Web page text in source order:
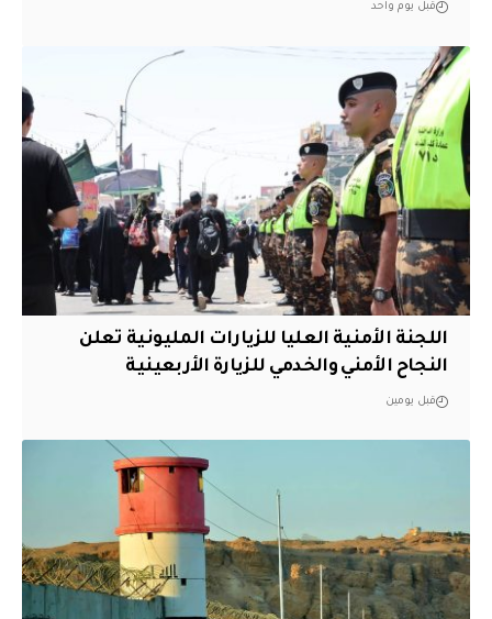
قبل يوم واحد
اللجنة الأمنية العليا للزيارات المليونية تعلن
النجاح الأمني والخدمي للزيارة الأربعينية
قبل يومين